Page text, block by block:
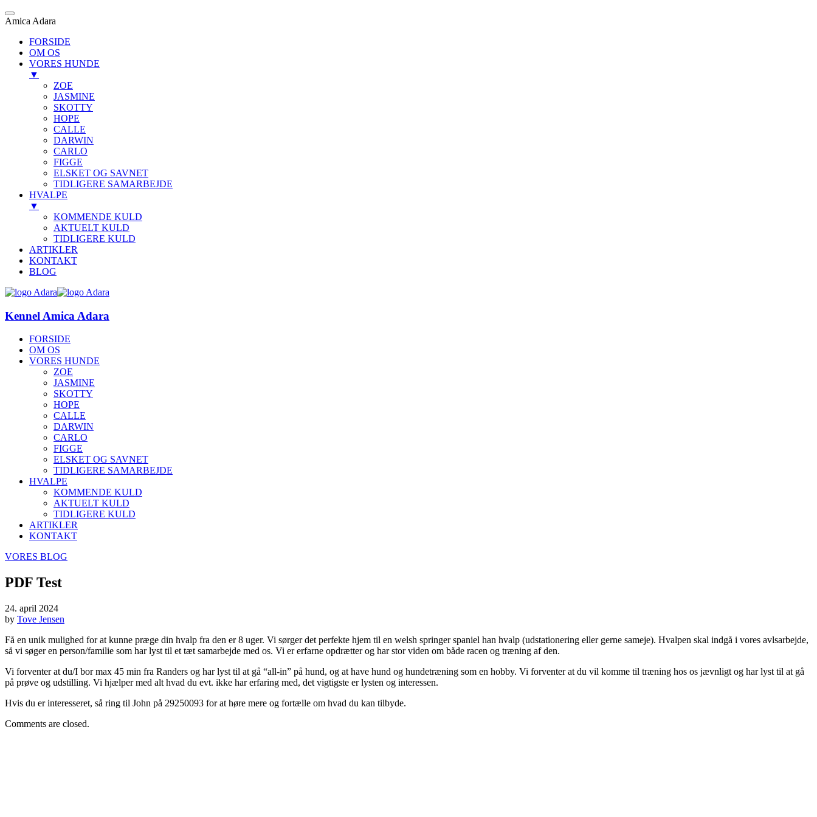
Amica Adara
FORSIDE
OM OS
VORES HUNDE
▼
ZOE
JASMINE
SKOTTY
HOPE
CALLE
DARWIN
CARLO
FIGGE
ELSKET OG SAVNET
TIDLIGERE SAMARBEJDE
HVALPE
▼
KOMMENDE KULD
AKTUELT KULD
TIDLIGERE KULD
ARTIKLER
KONTAKT
BLOG
Kennel Amica Adara
FORSIDE
OM OS
VORES HUNDE
ZOE
JASMINE
SKOTTY
HOPE
CALLE
DARWIN
CARLO
FIGGE
ELSKET OG SAVNET
TIDLIGERE SAMARBEJDE
HVALPE
KOMMENDE KULD
AKTUELT KULD
TIDLIGERE KULD
ARTIKLER
KONTAKT
VORES BLOG
PDF Test
24. april 2024
by Tove Jensen
Få en unik mulighed for at kunne præge din hvalp fra den er 8 uger. Vi sørger det perfekte hjem til en welsh springer spaniel han hvalp (udstationering eller gerne sameje). Hvalpen skal indgå i vores avlsarbejde,
så vi søger en person/familie som har lyst til et tæt samarbejde med os. Vi er erfarne opdrætter og har stor viden om både racen og træning af den.
Vi forventer at du/I bor max 45 min fra Randers og har lyst til at gå “all-in” på hund, og at have hund og hundetræning som en hobby. Vi forventer at du vil komme til træning hos os jævnligt og har lyst til at gå
på prøve og udstilling. Vi hjælper med alt hvad du evt. ikke har erfaring med, det vigtigste er lysten og interessen.
Hvis du er interesseret, så ring til John på 29250093 for at høre mere og fortælle om hvad du kan tilbyde.
Comments are closed.